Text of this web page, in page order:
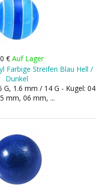
€Auf Lager
Farbige Streifen Blau Hell /
Dunkel
1.6 mm / 14 G - Kugel: 04
mm, 06 mm, ...